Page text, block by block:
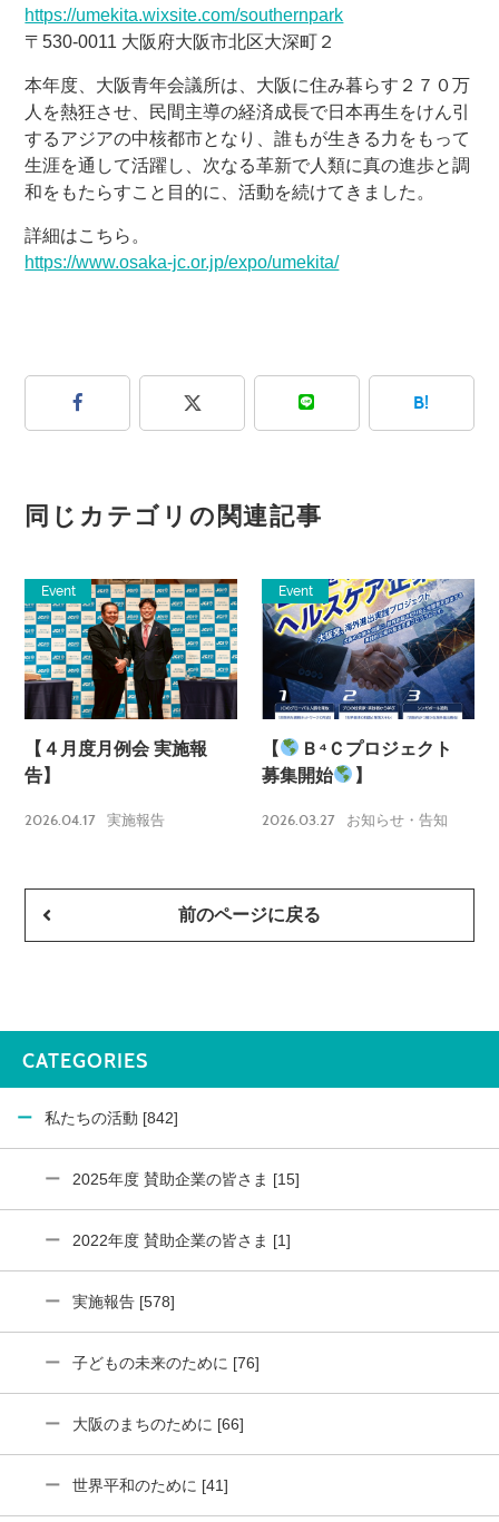
https://umekita.wixsite.com/southernpark
〒530-0011 大阪府大阪市北区大深町２
本年度、大阪青年会議所は、大阪に住み暮らす２７０万
人を熱狂させ、民間主導の経済成長で日本再生をけん引
するアジアの中核都市となり、誰もが生きる力をもって
生涯を通して活躍し、次なる革新で人類に真の進歩と調
和をもたらすこと目的に、活動を続けてきました。
詳細はこちら。
https://www.osaka-jc.or.jp/expo/umekita/
B!
同じカテゴリの関連記事
Event
【４月度月例会 実施報
告】
2026.04.17 実施報告
Event
【
Ｂ⁴Ｃプロジェクト
募集開始
】
2026.03.27 お知らせ・告知
前のページに戻る
CATEGORIES
私たちの活動 [842]
2025年度 賛助企業の皆さま [15]
2022年度 賛助企業の皆さま [1]
実施報告 [578]
子どもの未来のために [76]
大阪のまちのために [66]
世界平和のために [41]